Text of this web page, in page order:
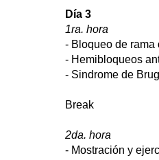
Día 3
1ra. hora
- Bloqueo de rama
- Hemibloqueos
- Sindrome de
Break
2da. hora
- Mostración y